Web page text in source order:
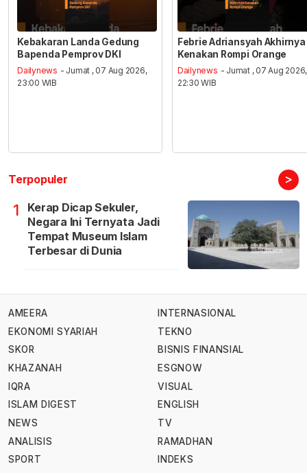
Kebakaran Landa Gedung
Bapenda Pemprov DKI
Dailynews - Jumat , 07 Aug 2026,
23:00 WIB
Febrie Adriansyah Akhirnya
Kenakan Rompi Orange
Dailynews - Jumat , 07 Aug 2026,
22:30 WIB
Terpopuler >
1
Kerap Dicap Sekuler,
Negara Ini Ternyata Jadi
Tempat Museum Islam
Terbesar di Dunia
AMEERA
EKONOMI SYARIAH
SKOR
KHAZANAH
IQRA
ISLAM DIGEST
NEWS
ANALISIS
SPORT
INTERNASIONAL
TEKNO
BISNIS FINANSIAL
ESGNOW
VISUAL
ENGLISH
TV
RAMADHAN
INDEKS